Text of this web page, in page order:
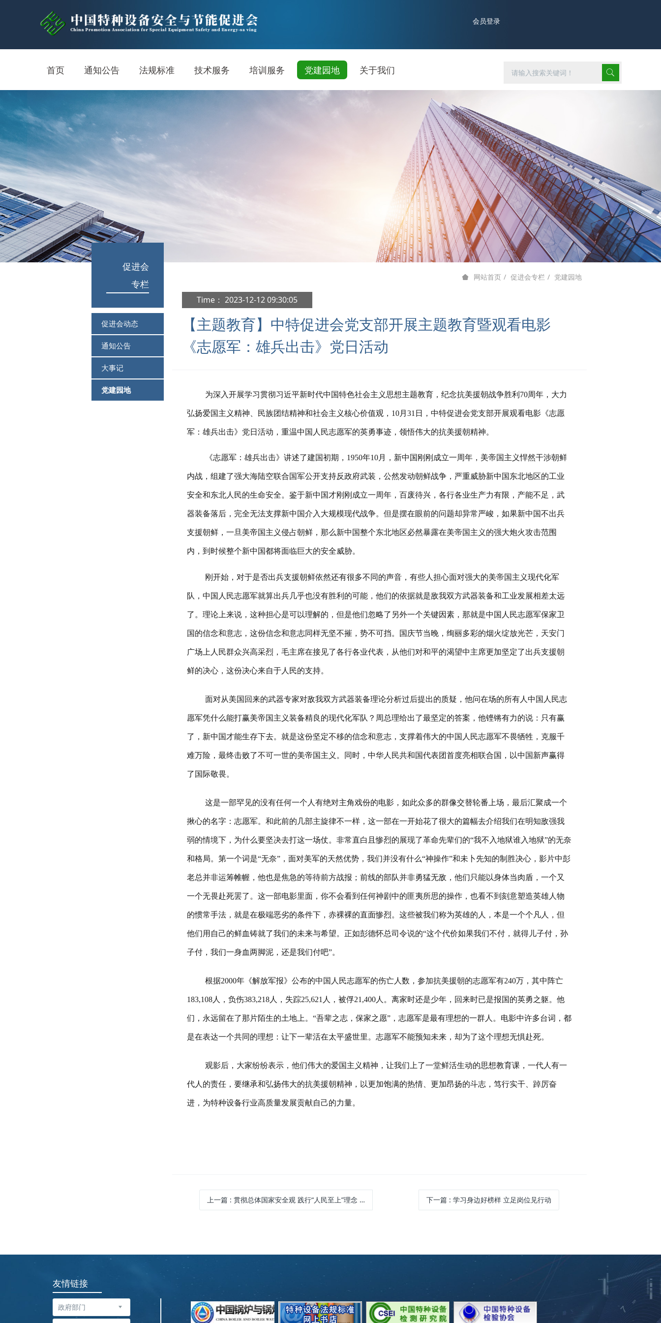
首页 通知公告 法规标准 技术服务 培训服务 党建园地 关于我们
促进会
专栏
促进会动态
通知公告
大事记
党建园地
网站首页 促进会专栏 党建园地
Time： 2023-12-12 09:30:05
【主题教育】中特促进会党支部开展主题教育暨观看电影
《志愿军：雄兵出击》党日活动
为深入开展学习贯彻习近平新时代中国特色社会主义思想主题教育，纪念抗美援朝战争胜利70周年，大力
弘扬爱国主义精神、民族团结精神和社会主义核心价值观，10月31日，中特促进会党支部开展观看电影《志愿
军：雄兵出击》党日活动，重温中国人民志愿军的英勇事迹，领悟伟大的抗美援朝精神。
《志愿军：雄兵出击》讲述了建国初期，1950年10月，新中国刚刚成立一周年，美帝国主义悍然干涉朝鲜
内战，组建了强大海陆空联合国军公开支持反政府武装，公然发动朝鲜战争，严重威胁新中国东北地区的工业
安全和东北人民的生命安全。鉴于新中国才刚刚成立一周年，百废待兴，各行各业生产力有限，产能不足，武
器装备落后，完全无法支撑新中国介入大规模现代战争。但是摆在眼前的问题却异常严峻，如果新中国不出兵
支援朝鲜，一旦美帝国主义侵占朝鲜，那么新中国整个东北地区必然暴露在美帝国主义的强大炮火攻击范围
内，到时候整个新中国都将面临巨大的安全威胁。
刚开始，对于是否出兵支援朝鲜依然还有很多不同的声音，有些人担心面对强大的美帝国主义现代化军
队，中国人民志愿军就算出兵几乎也没有胜利的可能，他们的依据就是敌我双方武器装备和工业发展相差太远
了。理论上来说，这种担心是可以理解的，但是他们忽略了另外一个关键因素，那就是中国人民志愿军保家卫
国的信念和意志，这份信念和意志同样无坚不摧，势不可挡。国庆节当晚，绚丽多彩的烟火绽放光芒，天安门
广场上人民群众兴高采烈，毛主席在接见了各行各业代表，从他们对和平的渴望中主席更加坚定了出兵支援朝
鲜的决心，这份决心来自于人民的支持。
面对从美国回来的武器专家对敌我双方武器装备理论分析过后提出的质疑，他问在场的所有人中国人民志
愿军凭什么能打赢美帝国主义装备精良的现代化军队？周总理给出了最坚定的答案，他铿锵有力的说：只有赢
了，新中国才能生存下去。就是这份坚定不移的信念和意志，支撑着伟大的中国人民志愿军不畏牺牲，克服千
难万险，最终击败了不可一世的美帝国主义。同时，中华人民共和国代表团首度亮相联合国，以中国新声赢得
了国际敬畏。
这是一部罕见的没有任何一个人有绝对主角戏份的电影，如此众多的群像交替轮番上场，最后汇聚成一个
揪心的名字：志愿军。和此前的几部主旋律不一样，这一部在一开始花了很大的篇幅去介绍我们在明知敌强我
弱的情境下，为什么要坚决去打这一场仗。非常直白且惨烈的展现了革命先辈们的“我不入地狱谁入地狱”的无奈
和格局。第一个词是“无奈”，面对美军的天然优势，我们并没有什么“神操作”和未卜先知的制胜决心，影片中彭
老总并非运筹帷幄，他也是焦急的等待前方战报；前线的部队并非勇猛无敌，他们只能以身体当肉盾，一个又
一个无畏赴死罢了。这一部电影里面，你不会看到任何神剧中的匪夷所思的操作，也看不到刻意塑造英雄人物
的惯常手法，就是在极端恶劣的条件下，赤裸裸的直面惨烈。这些被我们称为英雄的人，本是一个个凡人，但
他们用自己的鲜血铸就了我们的未来与希望。正如彭德怀总司令说的“这个代价如果我们不付，就得儿子付，孙
子付，我们一身血两脚泥，还是我们付吧”。
根据2000年《解放军报》公布的中国人民志愿军的伤亡人数，参加抗美援朝的志愿军有240万，其中阵亡
183,108人，负伤383,218人，失踪25,621人，被俘21,400人。离家时还是少年，回来时已是报国的英勇之躯。他
们，永远留在了那片陌生的土地上。“吾辈之志，保家之愿”，志愿军是最有理想的一群人。电影中许多台词，都
是在表达一个共同的理想：让下一辈活在太平盛世里。志愿军不能预知未来，却为了这个理想无惧赴死。
观影后，大家纷纷表示，他们伟大的爱国主义精神，让我们上了一堂鲜活生动的思想教育课，一代人有一
代人的责任，要继承和弘扬伟大的抗美援朝精神，以更加饱满的热情、更加昂扬的斗志，笃行实干、踔厉奋
进，为特种设备行业高质量发展贡献自己的力量。
上一篇 : 贯彻总体国家安全观 践行“人民至上”理念 中特促进会王晓雷秘书长做主题教育专题党课 下一篇 : 学习身边好榜样 立足岗位见行动
友情链接